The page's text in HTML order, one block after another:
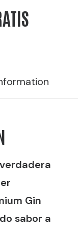
Gin
sabor a